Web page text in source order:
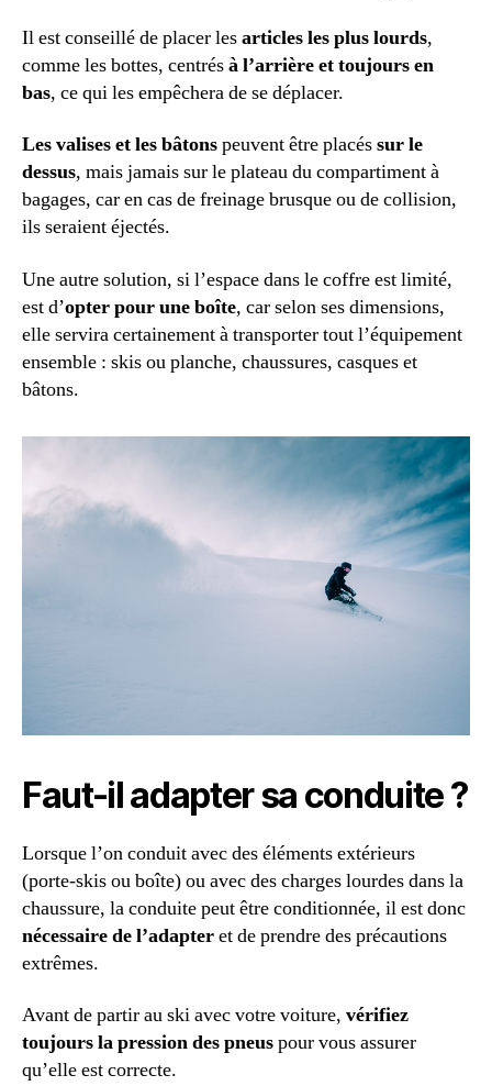
Il est conseillé de placer lesarticles les plus lourds,
comme les bottes, centrésà l’arrière et toujours en
bas, ce qui les empêchera de se déplacer.
Les valises et les bâtonspeuvent être placéssur le
dessus, mais jamais sur le plateau du compartiment à
bagages, car en cas de freinage brusque ou de collision,
ils seraient éjectés.
Une autre solution, si l’espace dans le coffre est limité,
est d’opter pour une boîte, car selon ses dimensions,
elle servira certainement à transporter tout l’équipement
ensemble : skis ou planche, chaussures, casques et
bâtons.
Faut-il adapter sa conduite ?
Lorsque l’on conduit avec des éléments extérieurs
(porte-skis ou boîte) ou avec des charges lourdes dans la
chaussure, la conduite peut être conditionnée, il est donc
nécessaire de l’adapteret de prendre des précautions
extrêmes.
Avant de partir au ski avec votre voiture, vérifiez
toujours la pression des pneuspour vous assurer
qu’elle est correcte.